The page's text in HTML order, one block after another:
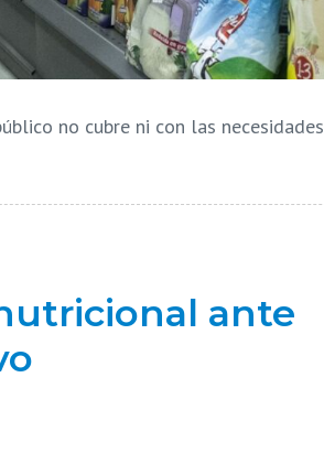
no cubre ni con las necesidades
ante